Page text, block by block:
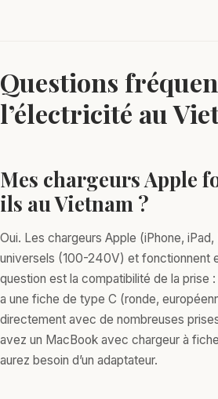
Questions
l’électricité au
Mes chargeurs Apple
ils au Vietnam ?
Oui. Les chargeurs Apple (iPhone,
universels (100-240V) et fonctionnent
question est la compatibilité de la prise
a une fiche de type C (ronde,
directement avec de nombreuses
avez un MacBook avec chargeur à
aurez besoin d’un adaptateur.